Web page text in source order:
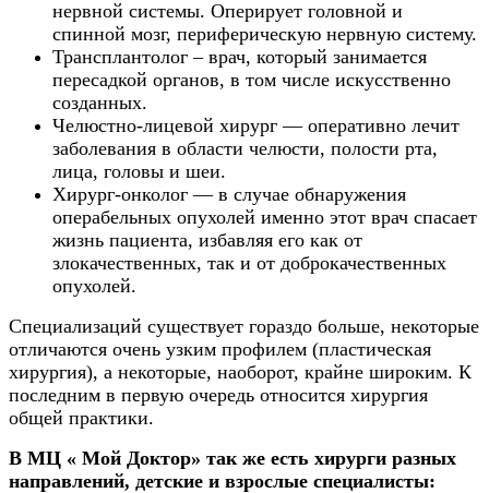
нервной системы. Оперирует головной и
спинной мозг, периферическую нервную систему.
Трансплантолог – врач, который занимается
пересадкой органов, в том числе искусственно
созданных.
Челюстно-лицевой хирург — оперативно лечит
заболевания в области челюсти, полости рта,
лица, головы и шеи.
Хирург-онколог — в случае обнаружения
операбельных опухолей именно этот врач спасает
жизнь пациента, избавляя его как от
злокачественных, так и от доброкачественных
опухолей.
Специализаций существует гораздо больше, некоторые
отличаются очень узким профилем (пластическая
хирургия), а некоторые, наоборот, крайне широким. К
последним в первую очередь относится хирургия
общей практики.
В МЦ « Мой Доктор» так же есть хирурги разных
направлений, детские и взрослые специалисты: